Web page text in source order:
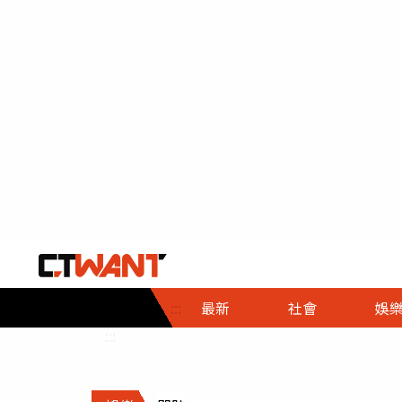
::: 最新 社會
社會首頁
時事
調查
娛樂
娛樂首頁
即時
財經首頁
熱線
政